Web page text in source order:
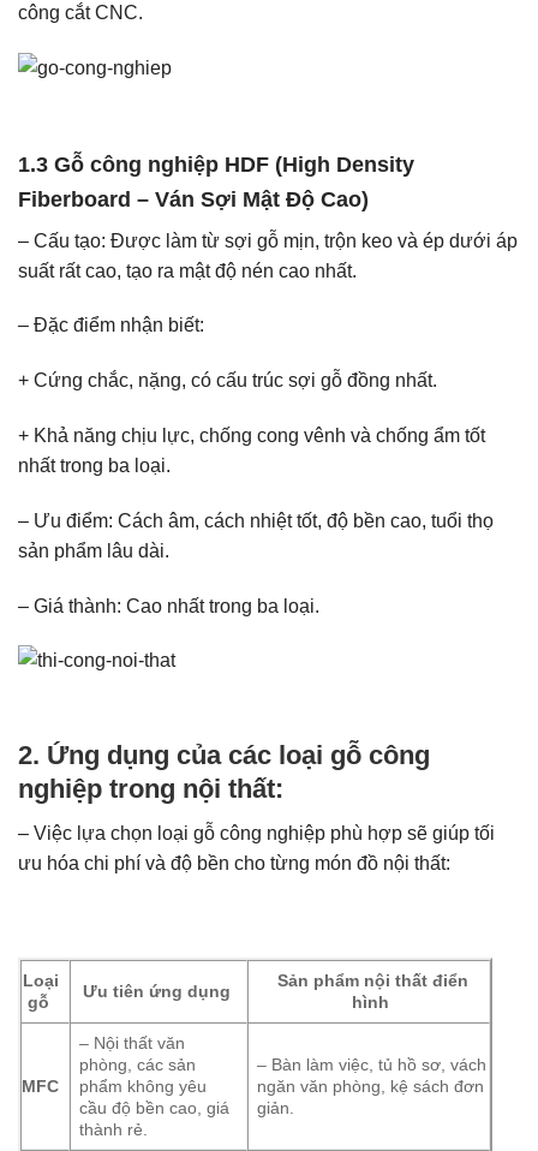
công cắt CNC.
1.3 Gỗ công nghiệp HDF (High Density
Fiberboard – Ván Sợi Mật Độ Cao)
– Cấu tạo: Được làm từ sợi gỗ mịn, trộn keo và ép dưới áp
suất rất cao, tạo ra mật độ nén cao nhất.
– Đặc điểm nhận biết:
+ Cứng chắc, nặng, có cấu trúc sợi gỗ đồng nhất.
+ Khả năng chịu lực, chống cong vênh và chống ẩm tốt
nhất trong ba loại.
– Ưu điểm: Cách âm, cách nhiệt tốt, độ bền cao, tuổi thọ
sản phẩm lâu dài.
– Giá thành: Cao nhất trong ba loại.
2. Ứng dụng của các loại gỗ công
nghiệp trong nội thất:
– Việc lựa chọn loại gỗ công nghiệp phù hợp sẽ giúp tối
ưu hóa chi phí và độ bền cho từng món đồ nội thất:
Loại
gỗ
Ưu tiên ứng dụng
Sản phẩm nội thất điển
hình
MFC
– Nội thất văn
phòng, các sản
phẩm không yêu
cầu độ bền cao, giá
thành rẻ.
– Bàn làm việc, tủ hồ sơ, vách
ngăn văn phòng, kệ sách đơn
giản.